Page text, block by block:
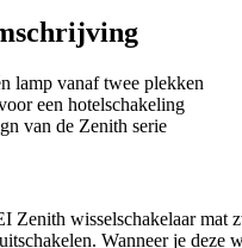
lamp vanaf twee plekken
een hotelschakeling
van de Zenith serie
Zenith wisselschakelaar mat
Wanneer je deze